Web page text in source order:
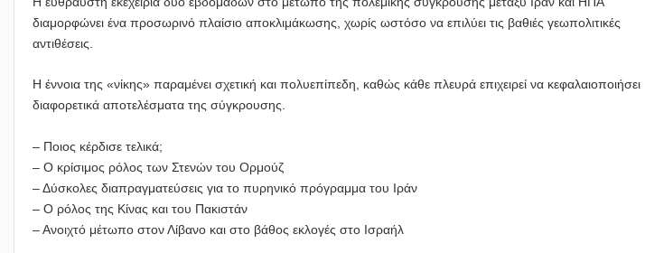
διαμορφώνει ένα προσωρινό πλαίσιο αποκλιμάκωσης, χωρίς ωστόσο να επιλύει τις βαθιές γεωπολιτικές
αντιθέσεις.
Η έννοια της «νίκης» παραμένει σχετική και πολυεπίπεδη, καθώς κάθε πλευρά επιχειρεί να κεφαλαιοποιήσει
διαφορετικά αποτελέσματα της σύγκρουσης.
– Ποιος κέρδισε τελικά;
– Ο κρίσιμος ρόλος των Στενών του Ορμούζ
– Δύσκολες διαπραγματεύσεις για το πυρηνικό πρόγραμμα του Ιράν
– Ο ρόλος της Κίνας και του Πακιστάν
– Ανοιχτό μέτωπο στον Λίβανο και στο βάθος εκλογές στο Ισραήλ